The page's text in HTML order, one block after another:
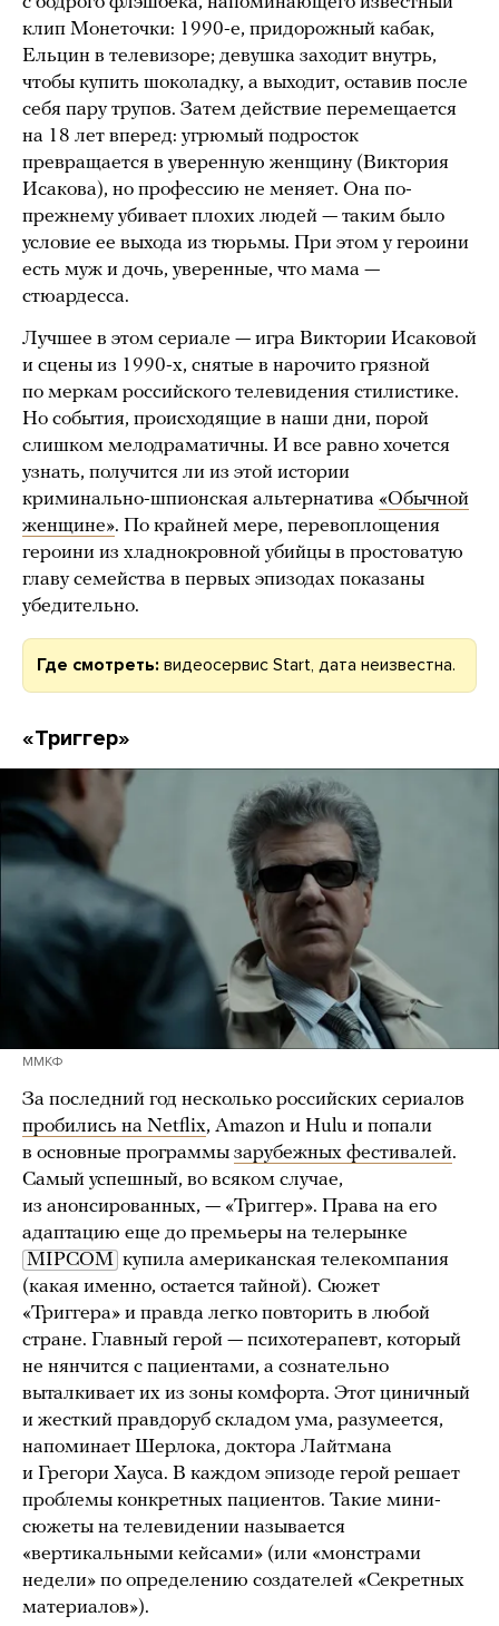
клип Монеточки: 1990-е, придорожный кабак,
Ельцин в телевизоре; девушка заходит внутрь,
чтобы купить шоколадку, а выходит, оставив после
себя пару трупов. Затем действие перемещается
на 18 лет вперед: угрюмый подросток
превращается в уверенную женщину (Виктория
Исакова), но профессию не меняет. Она по-
прежнему убивает плохих людей — таким было
условие ее выхода из тюрьмы. При этом у героини
есть муж и дочь, уверенные, что мама —
стюардесса.
Лучшее в этом сериале — игра Виктории Исаковой
и сцены из 1990-х, снятые в нарочито грязной
по меркам российского телевидения стилистике.
Но события, происходящие в наши дни, порой
слишком мелодраматичны. И все равно хочется
узнать, получится ли из этой истории
криминально-шпионская альтернатива «Обычной
женщине». По крайней мере, перевоплощения
героини из хладнокровной убийцы в простоватую
главу семейства в первых эпизодах показаны
убедительно.
Где смотреть: видеосервис Start, дата неизвестна.
«Триггер»
ММКФ
За последний год несколько российских сериалов
пробились на Netflix, Amazon и Hulu и попали
в основные программы зарубежных фестивалей.
Самый успешный, во всяком случае,
из анонсированных, — «Триггер». Права на его
адаптацию еще до премьеры на телерынке
MIPCOM купила американская телекомпания
(какая именно, остается тайной). Сюжет
«Триггера» и правда легко повторить в любой
стране. Главный герой — психотерапевт, который
не нянчится с пациентами, а сознательно
выталкивает их из зоны комфорта. Этот циничный
и жесткий правдоруб складом ума, разумеется,
напоминает Шерлока, доктора Лайтмана
и Грегори Хауса. В каждом эпизоде герой решает
проблемы конкретных пациентов. Такие мини-
сюжеты на телевидении называется
«вертикальными кейсами» (или «монстрами
недели» по определению создателей «Секретных
материалов»).